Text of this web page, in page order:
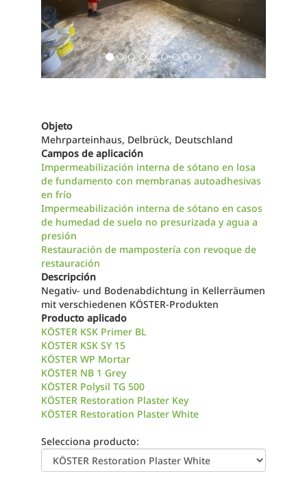
Objeto
Mehrparteinhaus, Delbrück, Deutschland
Campos de aplicación
Impermeabilización interna de sótano en losa
de fundamento con membranas autoadhesivas
en frío
Impermeabilización interna de sótano en casos
de humedad de suelo no presurizada y agua a
presión
Restauración de mampostería con revoque de
restauración
Descripción
Negativ- und Bodenabdichtung in Kellerräumen
mit verschiedenen KÖSTER-Produkten
Producto aplicado
KÖSTER KSK Primer BL
KÖSTER KSK SY 15
KÖSTER WP Mortar
KÖSTER NB 1 Grey
KÖSTER Polysil TG 500
KÖSTER Restoration Plaster Key
KÖSTER Restoration Plaster White
Selecciona producto: